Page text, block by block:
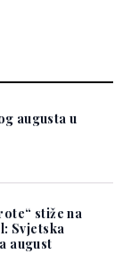
augusta u
stiže na
Svjetska
august